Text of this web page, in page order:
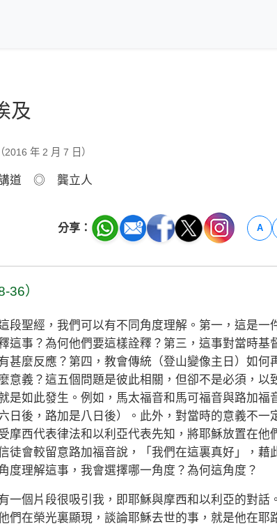
及
（2016 年 2 月 7 日）
道 ◎ 龔立人
分享： A
36）
聖經，我們可以有不同角度理解。第一，這是一
這事？為何他們要這樣詮釋？第三，這事對當時基
甚麼反應？第四，教會傳統（登山變像主日）如何
意義？這五個問題是彼此相關，但卻不是必須，以
是如此發生。例如，馬太福音和馬可福音與路加
日後，路加是八日後）。此外，對當時的意義不一
摩西代表律法和以利亞代表先知，將耶穌放置在他
徒會較留意路加福音說，「我們在這裏真好」，藉
度理解這事，我會選擇哪一角度？為何這角度？
個片段很吸引我，即耶穌與摩西和以利亞的對話
們在榮光裏顯現，談論耶穌去世的事，就是他在耶